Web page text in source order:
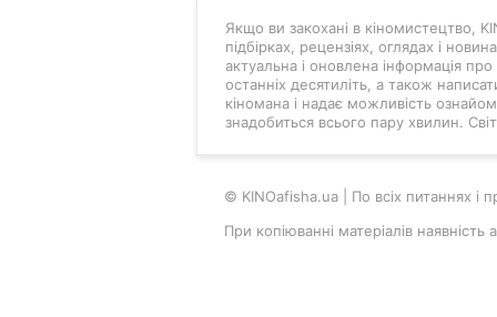
Якщо ви закохані в кіномистецтво,
підбірках, рецензіях, оглядах і
актуальна і оновлена інформація
останніх десятиліть, а також
кіномана і надає можливість
знадобиться всього пару хвилин.
© KINOafisha.ua | По всіх питаннях і
При копіюванні матеріалів